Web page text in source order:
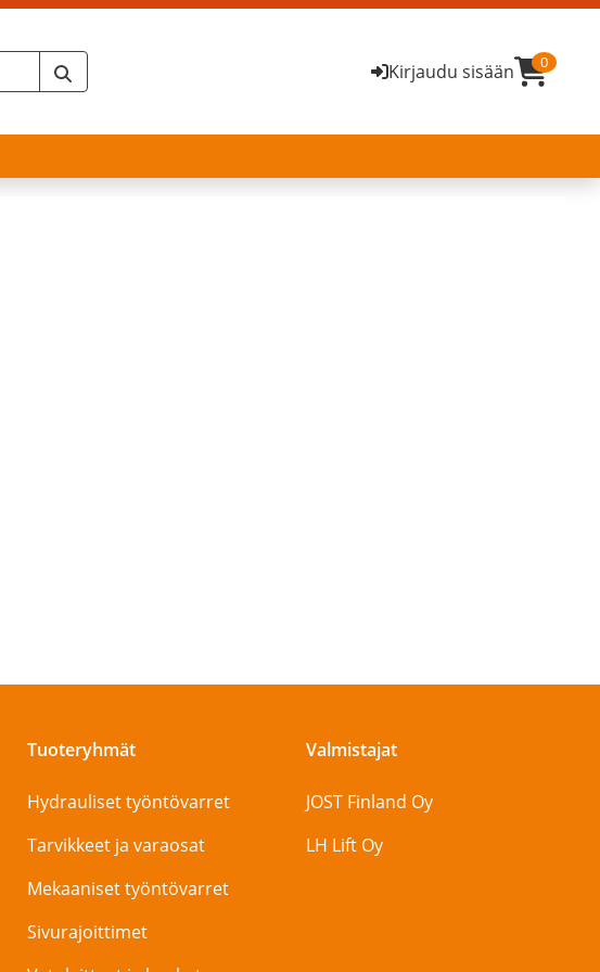
Kirjaudu sisään 0
Tuoteryhmät
Hydrauliset työntövarret
Tarvikkeet ja varaosat
Mekaaniset työntövarret
Sivurajoittimet
Valmistajat
JOST Finland Oy
LH Lift Oy